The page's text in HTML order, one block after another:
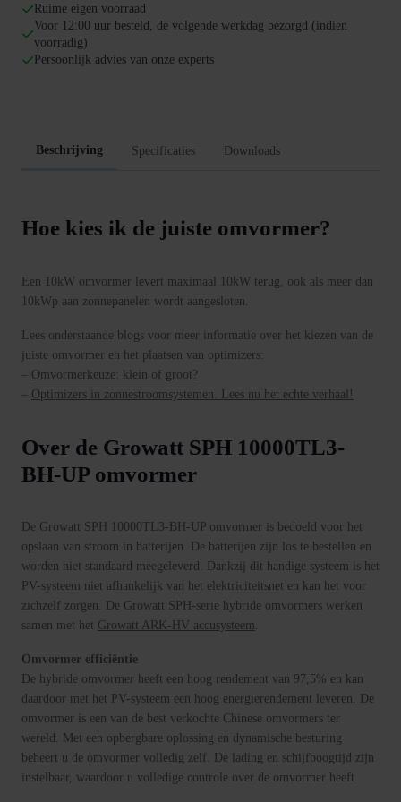
aantal
Ruime eigen voorraad
Voor 12:00 uur besteld, de volgende werkdag bezorgd (indien
voorradig)
Persoonlijk advies van onze experts
Beschrijving Specificaties Downloads
Hoe kies ik de juiste omvormer?
Een 10kW omvormer levert maximaal 10kW terug, ook als meer dan
10kWp aan zonnepanelen wordt aangesloten.
Lees onderstaande blogs voor meer informatie over het kiezen van de
juiste omvormer en het plaatsen van optimizers:
– Omvormerkeuze: klein of groot?
– Optimizers in zonnestroomsystemen. Lees nu het echte verhaal!
Over de Growatt SPH 10000TL3-
BH-UP omvormer
De Growatt SPH 10000TL3-BH-UP omvormer is bedoeld voor het
opslaan van stroom in batterijen. De batterijen zijn los te bestellen en
worden niet standaard meegeleverd. Dankzij dit handige systeem is het
PV-systeem niet afhankelijk van het elektriciteitsnet en kan het voor
zichzelf zorgen. De Growatt SPH-serie hybride omvormers werken
samen met het Growatt ARK-HV accusysteem.
Omvormer efficiëntie
De hybride omvormer heeft een hoog rendement van 97,5% en kan
daardoor met het PV-systeem een hoog energierendement leveren. De
omvormer is een van de best verkochte Chinese omvormers ter
wereld. Met een opbergbare oplossing en dynamische besturing
beheert u de omvormer volledig zelf. De lading en schijfboogtijd zijn
instelbaar, waardoor u volledige controle over de omvormer heeft